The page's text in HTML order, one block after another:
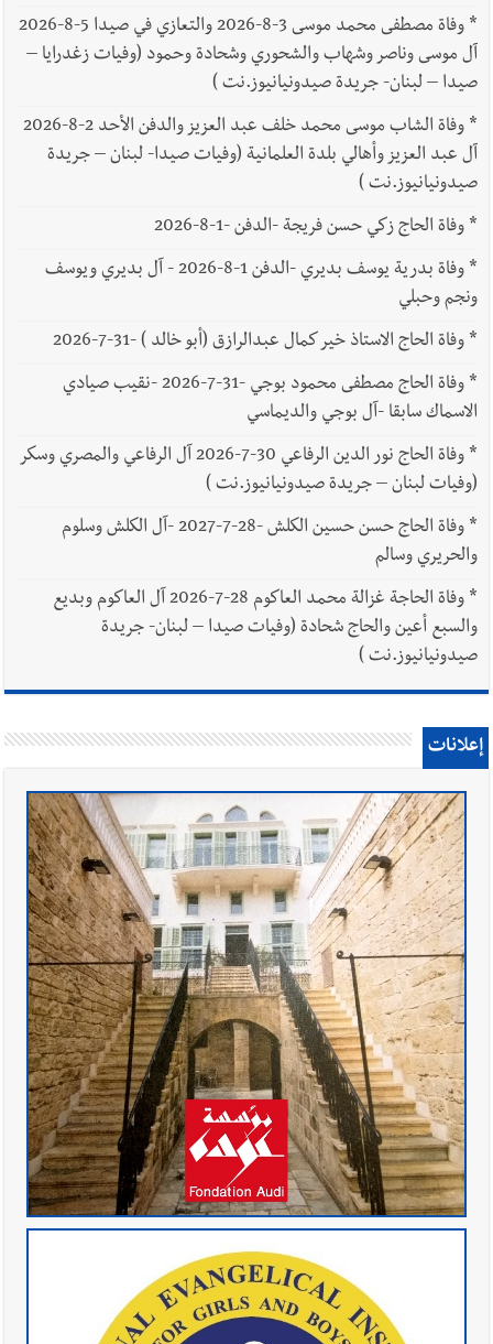
*
وفاة مصطفى محمد موسى 3-8-2026 والتعازي في صيدا 5-8-2026
آل موسى وناصر وشهاب والشحوري وشحادة وحمود (وفيات زغدرايا –
صيدا – لبنان- جريدة صيدونيانيوز.نت )
*
وفاة الشاب موسى محمد خلف عبد العزيز والدفن الأحد 2-8-2026
آل عبد العزيز وأهالي بلدة العلمانية (وفيات صيدا- لبنان – جريدة
صيدونيانيوز.نت )
*وفاة الحاج زكي حسن فريجة -الدفن -1-8-2026
*
وفاة بدرية يوسف بديري -الدفن 1-8-2026 - آل بديري ويوسف
ونجم وحبلي
*وفاة الحاج الاستاذ خير كمال عبدالرازق (أبو خالد ) -31-7-2026
*
وفاة الحاج مصطفى محمود بوجي -31-7-2026 -نقيب صيادي
الاسماك سابقا -آل بوجي والديماسي
*
وفاة الحاج نور الدين الرفاعي 30-7-2026 آل الرفاعي والمصري وسكر
(وفيات لبنان – جريدة صيدونيانيوز.نت )
*
وفاة الحاج حسن حسين الكلش -28-7-2027 -آل الكلش وسلوم
والحريري وسالم
*
وفاة الحاجة غزالة محمد العاكوم 28-7-2026 آل العاكوم وبديع
والسبع أعين والحاج شحادة (وفيات صيدا – لبنان- جريدة
صيدونيانيوز.نت )
إعلانات